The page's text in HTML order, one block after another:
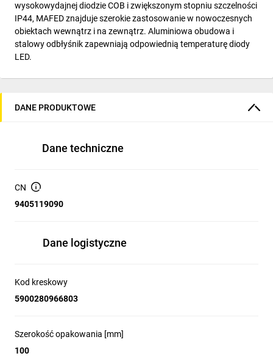
wysokowydajnej diodzie COB i zwiększonym stopniu szczelności
IP44, MAFED znajduje szerokie zastosowanie w nowoczesnych
obiektach wewnątrz i na zewnątrz. Aluminiowa obudowa i
stalowy odbłyśnik zapewniają odpowiednią temperaturę diody
LED.
DANE PRODUKTOWE
Dane techniczne
CN
9405119090
Dane logistyczne
Kod kreskowy
5900280966803
Szerokość opakowania [mm]
100